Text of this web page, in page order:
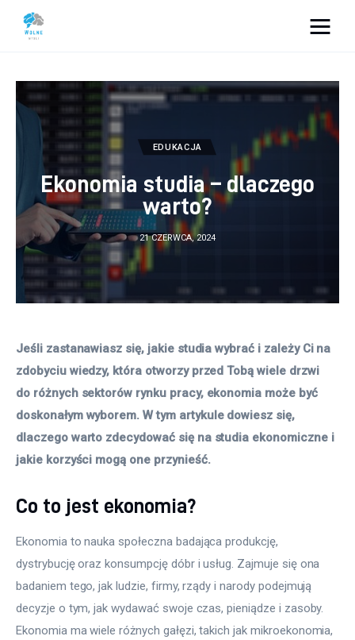
Lifestyle
Biznes
Dom i ogród
Uroda
Zdrowie
Więcej
EDUKACJA
Ekonomia studia – dlaczego
warto?
21 CZERWCA, 2024
Jeśli zastanawiasz się, jakie studia wybrać i zależy Ci na
zdobyciu wiedzy, która otworzy przed Tobą wiele drzwi
do różnych sektorów rynku pracy, ekonomia może być
doskonałym wyborem. W tym artykule dowiesz się,
dlaczego warto zdecydować się na studia ekonomiczne i
jakie korzyści mogą one przynieść.
Co to jest ekonomia?
Ekonomia to nauka społeczna badająca produkcję,
dystrybucję oraz konsumpcję dóbr i usług. Zajmuje się ona
badaniem tego, jak ludzie, firmy, rządy i narody podejmują
decyzje o tym, jak wydawać swoje czas, pieniądze i zasoby.
Ekonomia ma wiele różnych gałęzi, takich jak mikroekonomia,